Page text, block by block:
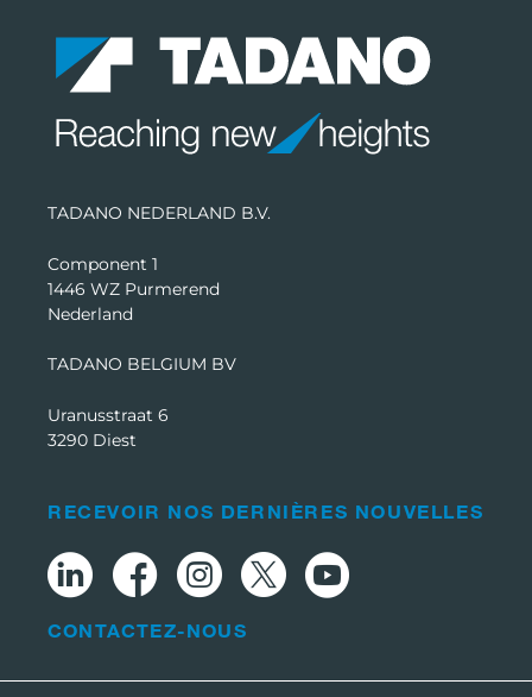
TADANO NEDERLAND B.V.
Component 1
1446 WZ Purmerend
Nederland
TADANO BELGIUM BV
Uranusstraat 6
3290 Diest
RECEVOIR NOS DERNIÈRES NOUVELLES
CONTACTEZ-NOUS